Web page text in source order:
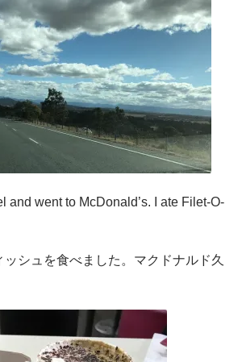
and went to McDonald’s. I ate Filet-O-
シュを食べました。マクドナルド久